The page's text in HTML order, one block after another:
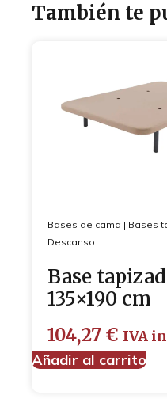
También te
Bases de cama | Bases
Descanso
Base
135×190 cm
104,27 € IVA
Añadir al carrito